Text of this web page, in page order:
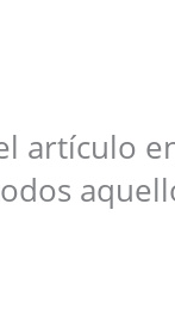
artículo